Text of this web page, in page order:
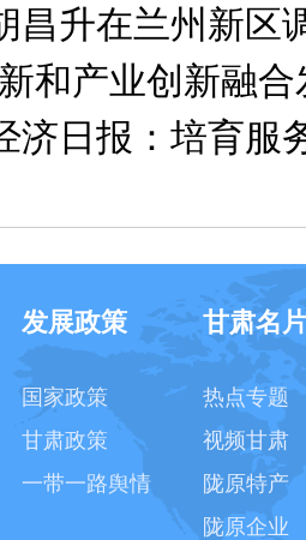
昌升在兰州新区
和产业创新融合
济日报：培育服
发展政策
国家政策
甘肃政策
一带一路舆情
甘肃名
热点专题
视频甘肃
陇原特产
陇原企业